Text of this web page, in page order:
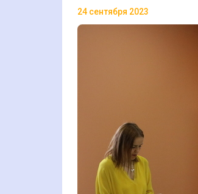
24 сентября 2023